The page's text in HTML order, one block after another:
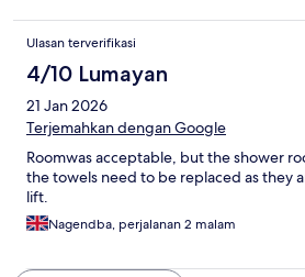
right for what you get.
Ulasan terverifikasi
4/10 Lumayan
21 Jan 2026
Terjemahkan dengan Google
Roomwas acceptable, but the shower
the towels need to be replaced as they
lift.
Nagendba, perjalanan 2 malam